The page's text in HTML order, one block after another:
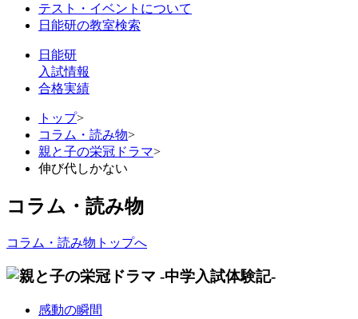
テスト・イベントについて
日能研の教室検索
日能研
入試情報
合格実績
トップ>
コラム・読み物>
親と子の栄冠ドラマ>
伸び代しかない
コラム・読み物
コラム・読み物トップへ
感動の瞬間